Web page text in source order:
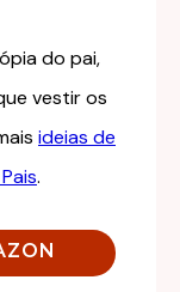
do pai,
vestir os
ideias de
.